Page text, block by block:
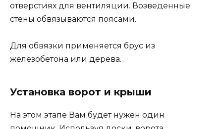
отверстиях для вентиляции. Возведенные
стены обвязываются поясами.
Для обвязки применяется брус из
железобетона или дерева.
Установка ворот и крыши
На этом этапе Вам будет нужен один